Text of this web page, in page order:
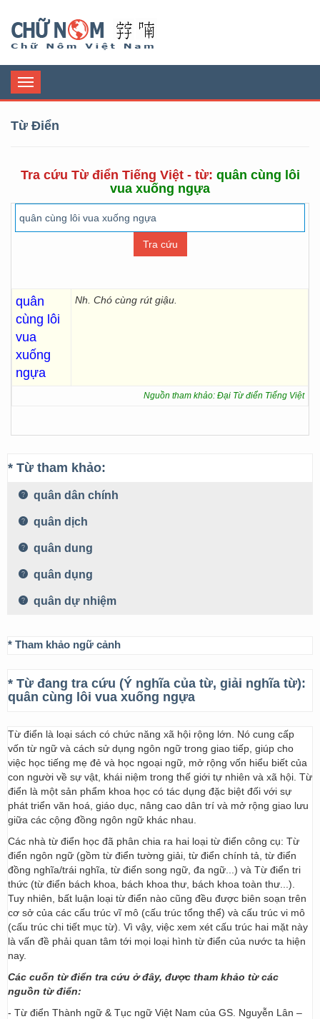
Toggle
navigation
Từ Điển
Tra cứu Từ điển Tiếng Việt - từ: quân cùng lôi
vua xuống ngựa
quân
cùng lôi
vua
xuống
ngựa
Nh. Chó cùng rút giậu.
Nguồn tham khảo: Đại Từ điển Tiếng Việt
* Từ tham khảo:
quân dân chính
quân dịch
quân dung
quân dụng
quân dự nhiệm
* Tham khảo ngữ cảnh
* Từ đang tra cứu (Ý nghĩa của từ, giải nghĩa từ):
quân cùng lôi vua xuống ngựa
Từ điển là loại sách có chức năng xã hội rộng lớn. Nó cung cấp
vốn từ ngữ và cách sử dụng ngôn ngữ trong giao tiếp, giúp cho
việc học tiếng mẹ đẻ và học ngoại ngữ, mở rộng vốn hiểu biết của
con người về sự vật, khái niệm trong thế giới tự nhiên và xã hội. Từ
điển là một sản phẩm khoa học có tác dụng đặc biệt đối với sự
phát triển văn hoá, giáo dục, nâng cao dân trí và mở rộng giao lưu
giữa các cộng đồng ngôn ngữ khác nhau.
Các nhà từ điển học đã phân chia ra hai loại từ điển công cụ: Từ
điển ngôn ngữ (gồm từ điển tường giải, từ điển chính tả, từ điển
đồng nghĩa/trái nghĩa, từ điển song ngữ, đa ngữ...) và Từ điển tri
thức (từ điển bách khoa, bách khoa thư, bách khoa toàn thư...).
Tuy nhiên, bất luận loại từ điển nào cũng đều được biên soạn trên
cơ sở của các cấu trúc vĩ mô (cấu trúc tổng thể) và cấu trúc vi mô
(cấu trúc chi tiết mục từ). Vì vậy, việc xem xét cấu trúc hai mặt này
là vấn đề phải quan tâm tới mọi loại hình từ điển của nước ta hiện
nay.
Các cuốn từ điển tra cứu ở đây, được tham khảo từ các
nguồn từ điển:
- Từ điển Thành ngữ & Tục ngữ Việt Nam của GS. Nguyễn Lân –